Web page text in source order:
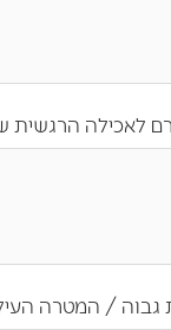
לאכילה הרגשית
גבוה / המטרה